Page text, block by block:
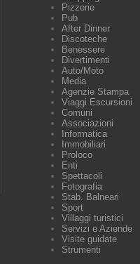
Pizzerie
Pub
After Dinner
Discoteche
Benessere
Divertimenti
Auto/Moto
Media
Agenzie Stampa
Viaggi Escursioni
Comuni
Associazioni
Informatica
Immobiliari
Proloco
Enti
Spettacoli
Fotografia
Stab. Balneari
Sport
Villaggi turistici
Servizi e Aziende
Visite guidate
Strumenti